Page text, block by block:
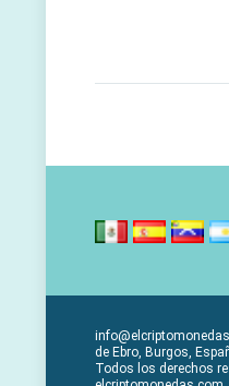
de Ebro, Burgos,
Todos los derechos